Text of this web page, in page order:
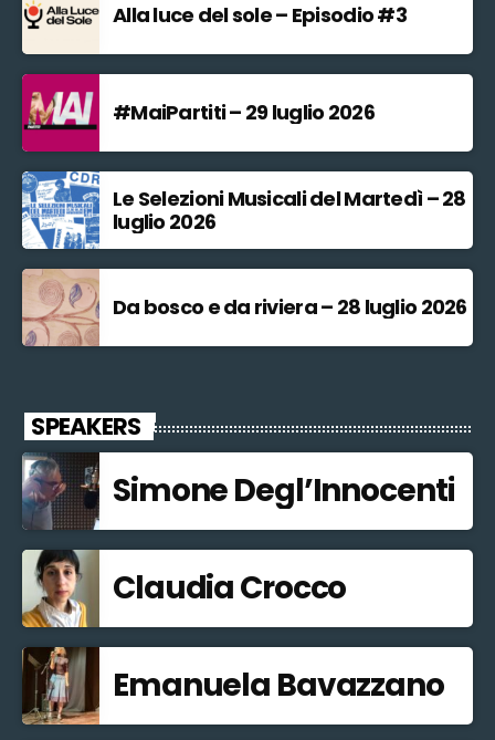
Alla luce del sole – Episodio #3
#MaiPartiti – 29 luglio 2026
Le Selezioni Musicali del Martedì – 28
luglio 2026
Da bosco e da riviera – 28 luglio 2026
SPEAKERS
Simone Degl’Innocenti
Claudia Crocco
Emanuela Bavazzano